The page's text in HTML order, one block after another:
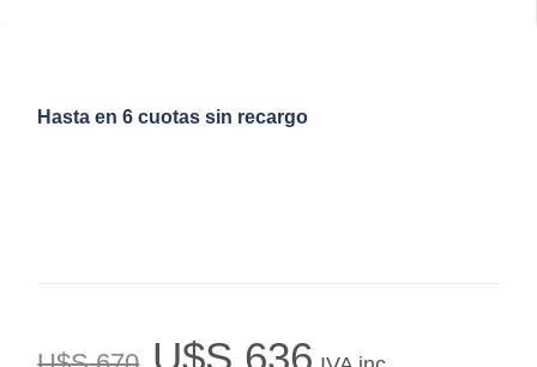
Hasta en 6 cuotas sin recargo
U$S 636